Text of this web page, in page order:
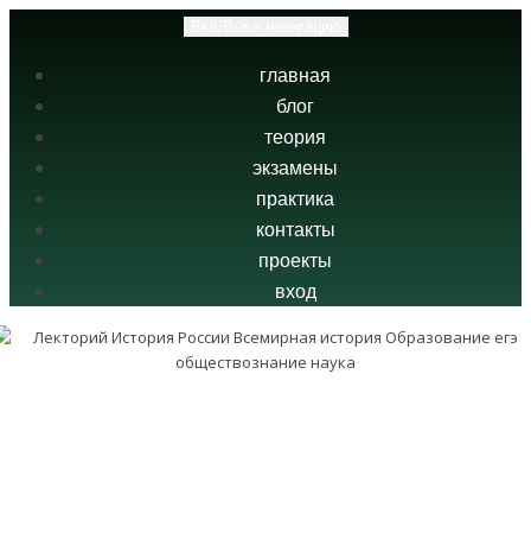
главная
блог
теория
экзамены
практика
контакты
проекты
вход